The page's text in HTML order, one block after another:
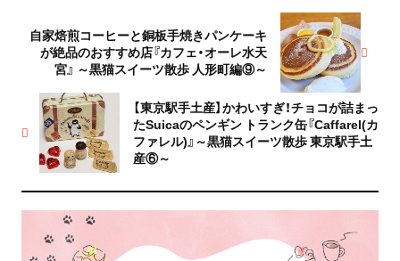
【東京駅手土産】かわいすぎ！チョコが詰まっ
たSuicaのペンギン トランク缶『Caffarel(カ
ファレル)』～黒猫スイーツ散歩 東京駅手土
産⑥～
自家焙煎コーヒーと銅板手焼きパンケーキ
が絶品のおすすめ店『カフェ・オーレ水天
宮』 ～黒猫スイーツ散歩 人形町編⑨～